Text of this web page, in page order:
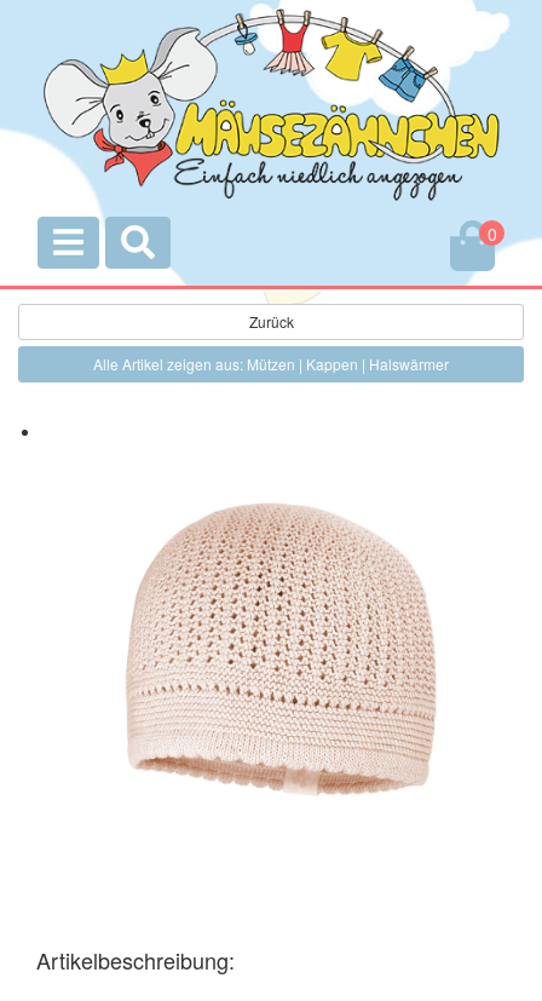
0
Zurück
Alle Artikel zeigen aus: Mützen | Kappen | Halswärmer
Artikelbeschreibung: